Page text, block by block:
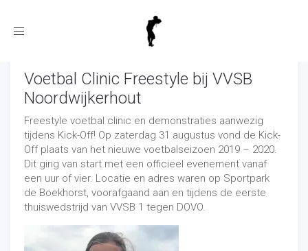
Toggle
Voetbal Clinic Freestyle bij VVSB
Noordwijkerhout
Freestyle voetbal clinic en demonstraties aanwezig
tijdens Kick-Off! Op zaterdag 31 augustus vond de Kick-
Off plaats van het nieuwe voetbalseizoen 2019 – 2020.
Dit ging van start met een officieel evenement vanaf
een uur of vier. Locatie en adres waren op Sportpark
de Boekhorst, voorafgaand aan en tijdens de eerste
thuiswedstrijd van VVSB 1 tegen DOVO.